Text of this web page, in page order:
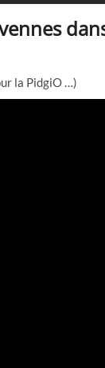
la PidgiO …)